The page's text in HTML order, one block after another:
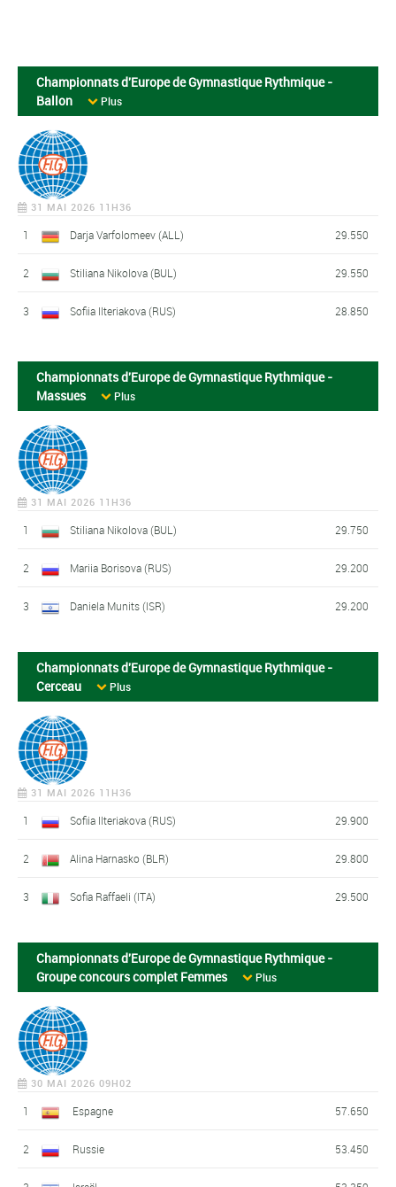
Championnats d'Europe de Gymnastique Rythmique -
Ballon
Plus
31 MAI 2026 11H36
1 Darja Varfolomeev (ALL) 29.550
2 Stiliana Nikolova (BUL) 29.550
3 Sofiia Ilteriakova (RUS) 28.850
Championnats d'Europe de Gymnastique Rythmique -
Massues
Plus
31 MAI 2026 11H36
1 Stiliana Nikolova (BUL) 29.750
2 Mariia Borisova (RUS) 29.200
3 Daniela Munits (ISR) 29.200
Championnats d'Europe de Gymnastique Rythmique -
Cerceau
Plus
31 MAI 2026 11H36
1 Sofiia Ilteriakova (RUS) 29.900
2 Alina Harnasko (BLR) 29.800
3 Sofia Raffaeli (ITA) 29.500
Championnats d'Europe de Gymnastique Rythmique -
Groupe concours complet Femmes
Plus
30 MAI 2026 09H02
1 Espagne 57.650
2 Russie 53.450